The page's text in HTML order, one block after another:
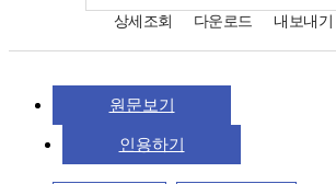
상세조회 다운로드 내보내기
원문보기
인용하기